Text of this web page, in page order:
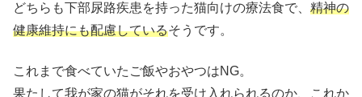
どちらも下部尿路疾患を持った猫向けの療法食で、 精神の
健康維持にも配慮しているそうです。
これまで食べていたご飯やおやつはNG。
果たして我が家の猫がそれを受け入れられるのか、これか